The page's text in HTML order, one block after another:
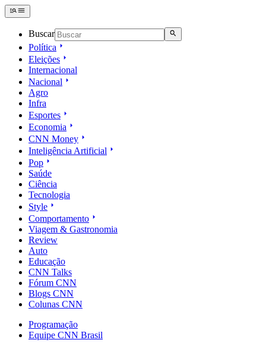
Buscar
Política
Eleições
Internacional
Nacional
Agro
Infra
Esportes
Economia
CNN Money
Inteligência Artificial
Pop
Saúde
Ciência
Tecnologia
Style
Comportamento
Viagem & Gastronomia
Review
Auto
Educação
CNN Talks
Fórum CNN
Blogs CNN
Colunas CNN
Programação
Equipe CNN Brasil